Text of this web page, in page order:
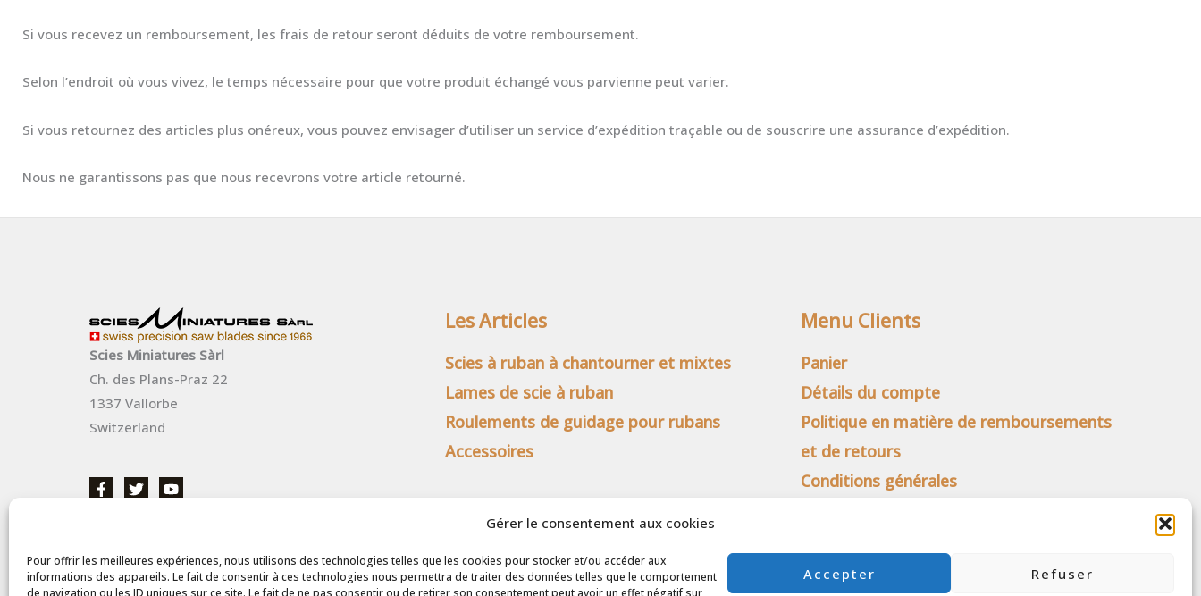
Gérer le consentement aux cookies
Pour offrir les meilleures expériences, nous utilisons des technologies telles que les cookies pour stocker et/ou accéder aux
informations des appareils. Le fait de consentir à ces technologies nous permettra de traiter des données telles que le comportement
de navigation ou les ID uniques sur ce site. Le fait de ne pas consentir ou de retirer son consentement peut avoir un effet négatif sur
Accepter Refuser
Si vous recevez un remboursement, les frais de retour seront déduits de votre remboursement.
Selon l’endroit où vous vivez, le temps nécessaire pour que votre produit échangé vous parvienne peut varier.
Si vous retournez des articles plus onéreux, vous pouvez envisager d’utiliser un service d’expédition traçable ou de souscrire une assurance d’expédition.
Nous ne garantissons pas que nous recevrons votre article retourné.
Scies Miniatures Sàrl
Ch. des Plans-Praz 22
1337 Vallorbe
Switzerland
Les Articles
Scies à ruban à chantourner et mixtes
Lames de scie à ruban
Roulements de guidage pour rubans
Accessoires
Menu Clients
Panier
Détails du compte
Politique en matière de remboursements
et de retours
Conditions générales